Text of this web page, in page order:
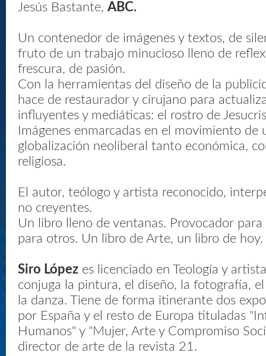
Jesús Bastante, ABC.
Un contenedor de imágenes y textos, de
fruto de un trabajo minucioso lleno de
frescura, de pasión.
Con la herramientas del diseño de la
hace de restaurador y cirujano para
influyentes y mediáticas: el rostro de
Imágenes enmarcadas en el movimiento
globalización neoliberal tanto económica,
religiosa.
El autor, teólogo y artista reconocido,
no creyentes.
Un libro lleno de ventanas. Provocador para
para otros. Un libro de Arte, un libro de hoy.
Siro López es licenciado en Teología y
conjuga la pintura, el diseño, la fotografía,
la danza. Tiene de forma itinerante dos
por España y el resto de Europa tituladas
Humanos" y "Mujer, Arte y Compromiso
director de arte de la revista 21.